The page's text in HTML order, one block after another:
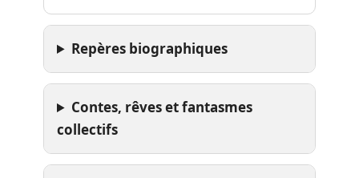
Repères biographiques
Contes, rêves et fantasmes
collectifs